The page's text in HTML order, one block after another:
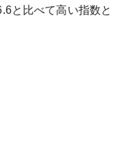
と比べて高い指数と